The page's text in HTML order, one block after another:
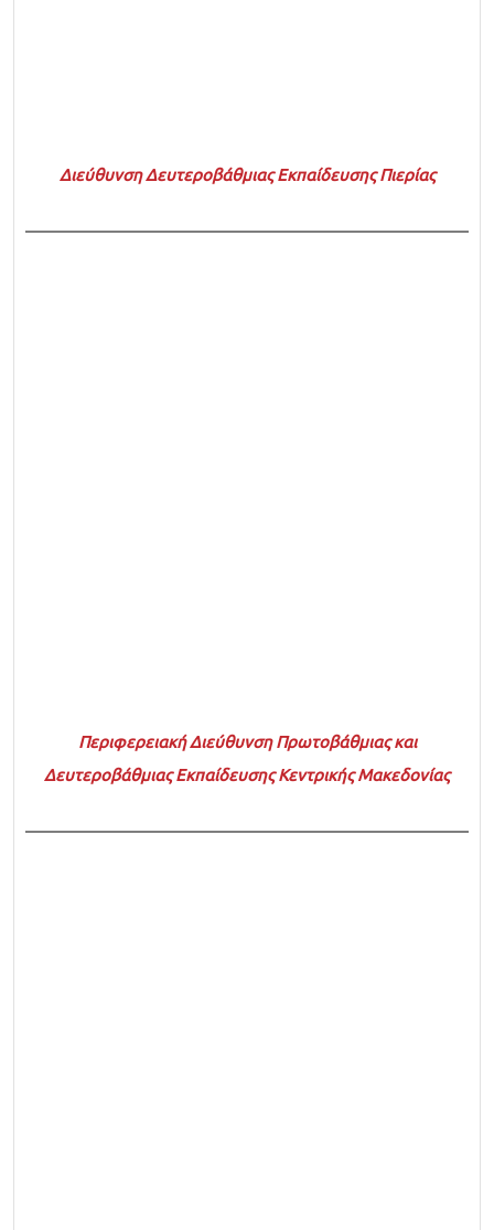
Διεύθυνση Δευτεροβάθμιας Εκπαίδευσης Πιερίας
Περιφερειακή Διεύθυνση Πρωτοβάθμιας και
Δευτεροβάθμιας Εκπαίδευσης Κεντρικής Μακεδονίας